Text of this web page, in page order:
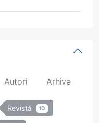
Autori Arhive
Revistă 10